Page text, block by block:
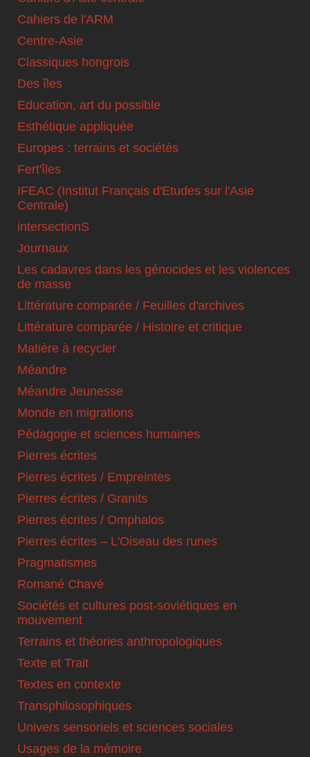
Cahiers de l'ARM
Centre-Asie
Classiques hongrois
Des îles
Education, art du possible
Esthétique appliquée
Europes : terrains et sociétés
Fert'îles
IFEAC (Institut Français d'Etudes sur l'Asie
Centrale)
intersectionS
Journaux
Les cadavres dans les génocides et les violences
de masse
Littérature comparée / Feuilles d'archives
Littérature comparée / Histoire et critique
Matière à recycler
Méandre
Méandre Jeunesse
Monde en migrations
Pédagogie et sciences humaines
Pierres écrites
Pierres écrites / Empreintes
Pierres écrites / Granits
Pierres écrites / Omphalos
Pierres écrites – L'Oiseau des runes
Pragmatismes
Romané Chavé
Sociétés et cultures post-soviétiques en
mouvement
Terrains et théories anthropologiques
Texte et Trait
Textes en contexte
Transphilosophiques
Univers sensoriels et sciences sociales
Usages de la mémoire